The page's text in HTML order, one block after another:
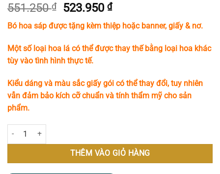
551.250₫
Giá
gốc
là:
551.250 ₫.
523.950₫Giá
hiện
tại
là:
523.950 ₫.
Bó hoa sáp được tặng kèm thiệp hoặc banner, giấy & nơ.
Một số loại hoa lá có thể được thay thế bằng loại hoa khác
tùy vào tình hình thực tế.
Kiểu dáng và màu sắc giấy gói có thể thay đổi, tuy nhiên
vẫn đảm bảo kích cỡ chuẩn và tính thẩm mỹ cho sản
phẩm.
Bó Hoa Sáp Tone Đỏ Thắm Với Phụ Kiện Tai Thỏ Dễ Thương MS40 số
THÊM VÀO GIỎ HÀNG